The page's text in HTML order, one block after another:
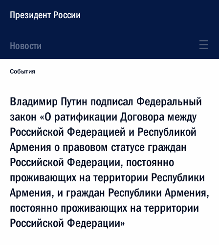
Президент России
Новости
События
Владимир Путин подписал Федеральный
закон «О ратификации Договора между
Российской Федерацией и Республикой
Армения о правовом статусе граждан
Российской Федерации, постоянно
проживающих на территории Республики
Армения, и граждан Республики Армения,
постоянно проживающих на территории
Российской Федерации»